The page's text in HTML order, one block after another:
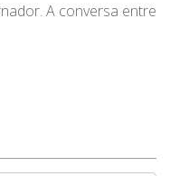
A conversa entre